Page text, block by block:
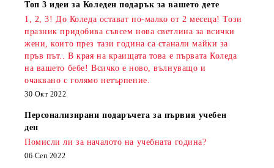
Топ 3 идеи за Коледен подарък за вашето дете
1, 2, 3! До Коледа остават по-малко от 2 месеца! Този
празник придобива съвсем нова светлина за всички
жени, които през тази година са станали майки за
пръв път.. В края на краищата това е първата Коледа
на вашето бебе! Всичко е ново, вълнуващо и
очаквано с голямо нетърпение.
30 Окт 2022
Персонализирани подаръчета за първия учебен
ден
Помисли ли за началото на учебната година?
06 Сеп 2022